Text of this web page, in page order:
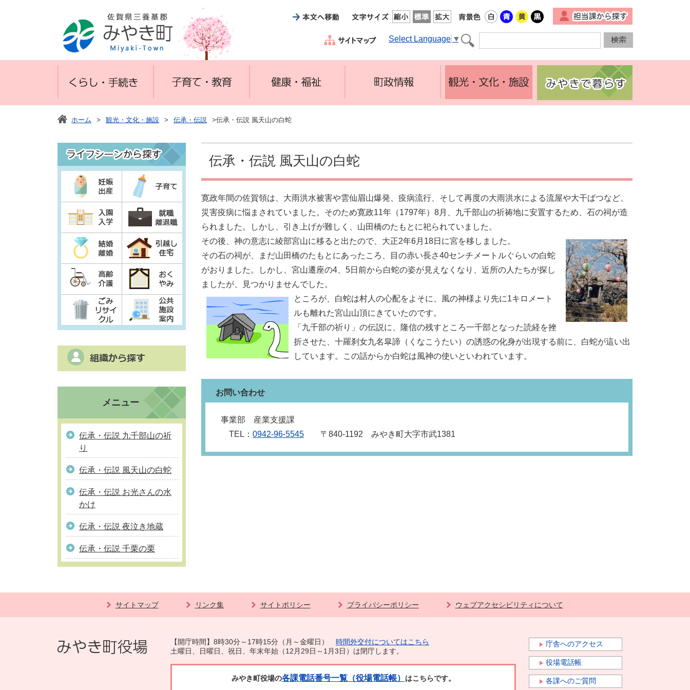
Select Language ▼
ホーム > 観光・文化・施設 > 伝承・伝説 >伝承・伝説 風天山の白蛇
メニュー
伝承・伝説 九千部山の祈
り
伝承・伝説 風天山の白蛇
伝承・伝説 お光さんの水
かけ
伝承・伝説 夜泣き地蔵
伝承・伝説 千栗の栗
伝承・伝説 風天山の白蛇
寛政年間の佐賀領は、大雨洪水被害や雲仙眉山爆発、疫病流行、そして再度の大雨洪水による流屋や大干ばつなど、
災害疫病に悩まされていました。そのため寛政11年（1797年）8月、九千部山の祈祷地に安置するため、石の祠が造
られました。しかし、引き上げが難しく、山田橋のたもとに祀られていました。
その後、神の意志に綾部宮山に移ると出たので、大正2年6月18日に宮を移しました。
その石の祠が、まだ山田橋のたもとにあったころ、目の赤い長さ40センチメートルぐらいの白蛇
がおりました。しかし、宮山遷座の4、5日前から白蛇の姿が見えなくなり、近所の人たちが探し
ましたが、見つかりませんでした。
ところが、白蛇は村人の心配をよそに、風の神様より先に1キロメート
ルも離れた宮山山頂にきていたのです。
「九千部の祈り」の伝説に、隆信の残すところ一千部となった読経を挫
折させた、十羅刹女九名皐諦（くなこうたい）の誘惑の化身が出現する前に、白蛇が這い出
しています。この話からか白蛇は風神の使いといわれています。
お問い合わせ
事業部 産業支援課
TEL： 0942‐96‐5545 〒840‐1192 みやき町大字市武1381
サイトマップ リンク集 サイトポリシー プライバシーポリシー ウェブアクセシビリティについて
【開庁時間】8時30分～17時15分（月～金曜日） 時間外交付についてはこちら
土曜日、日曜日、祝日、年末年始（12月29日～1月3日）は閉庁します。
みやき町役場の各課電話番号一覧（役場電話帳） はこちらです。
庁舎へのアクセス
役場電話帳
各課へのご質問